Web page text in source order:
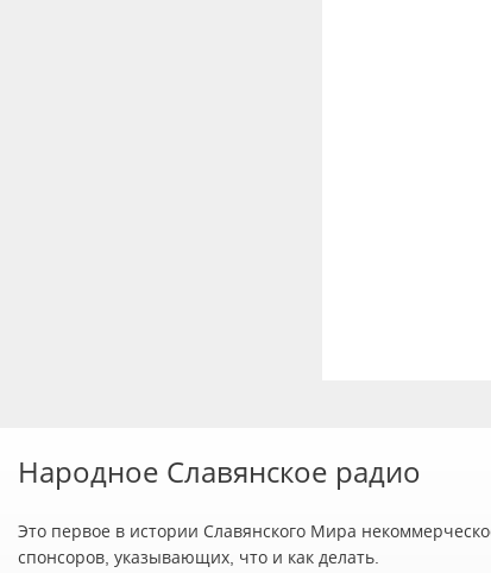
Народное Славянское радио
Это первое в истории Славянского Мира
спонсоров, указывающих, что и как делать.